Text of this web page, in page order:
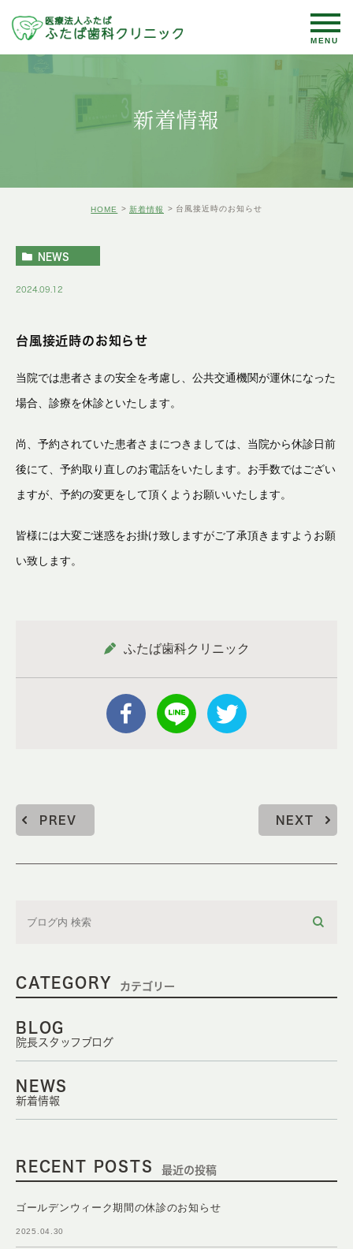
新着情報
HOME 新着情報 台風接近時のお知らせ
NEWS
2024.09.12
台風接近時のお知らせ
当院では患者さまの安全を考慮し、公共交通機関が運休になった
場合、診療を休診といたします。
尚、予約されていた患者さまにつきましては、 当院から休診日前
後にて、予約取り直しのお電話をいたします。 お手数ではござい
ますが、 予約の変更をして頂くようお願いいたします。
皆様には大変ご迷惑をお掛け致しますがご了承頂きますようお願
い致します。
ふたば歯科クリニック
PREV NEXT
CATEGORY カテゴリー
BLOG
院長スタッフブログ
NEWS
新着情報
RECENT POSTS 最近の投稿
ゴールデンウィーク期間の休診のお知らせ
2025.04.30